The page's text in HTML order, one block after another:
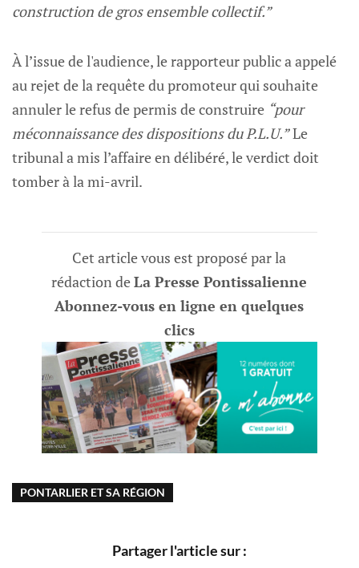
construction de gros ensemble collectif.”
À l’issue de l'audience, le rapporteur public a appelé
au rejet de la requête du promoteur qui souhaite
annuler le refus de permis de construire “pour
méconnaissance des dispositions du P.L.U.”Le
tribunal a mis l’affaire en délibéré, le verdict doit
tomber à la mi-avril.
Cet article vous est proposé par la
rédaction deLa Presse Pontissalienne
Abonnez-vous en ligne en quelques
clics
PONTARLIER ET SA RÉGION
Partager l'article sur :